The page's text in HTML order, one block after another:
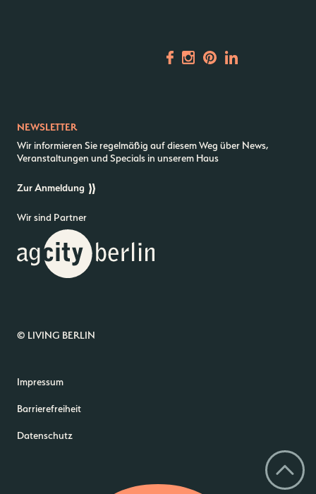
NEWSLETTER
Wir informieren Sie regelmäßig auf diesem Weg über News,
Veranstaltungen und Specials in unserem Haus
Zur Anmeldung
Wir sind Partner
© LIVING BERLIN
Impressum
Barrierefreiheit
Datenschutz